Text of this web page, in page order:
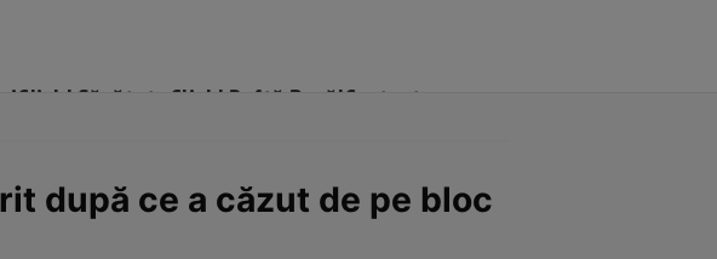
Click! Sănătate Click! Poftă Bună!Contact
după ce a căzut de pe bloc